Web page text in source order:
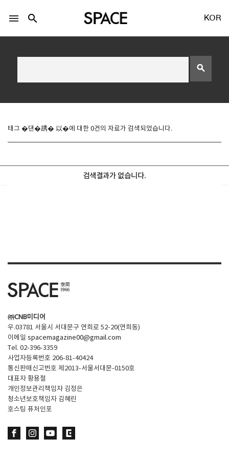
Twitter 로그인
기사문의
Contact
menu search KOR
search
태그 �댄�誘� 以�에 대한 0건의 자료가 검색되었습니다.
검색결과가 없습니다.
㈜CNB미디어
우.03781 서울시 서대문구 연희로 52-20(연희동)
이메일 spacemagazine00@gmail.com
Tel. 02-396-3359
사업자등록번호 206-81-40424
통신판매신고번호 제2013-서울서대문-0150호
대표자 황용철
개인정보관리책임자 김정은
청소년보호책임자 김혜린
호스팅 퓨처인포